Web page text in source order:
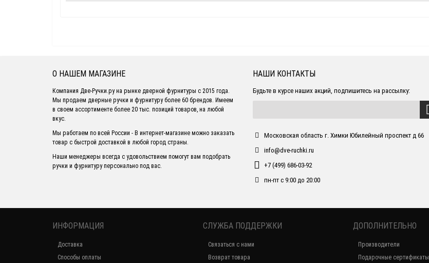
О НАШЕМ МАГАЗИНЕ
Компания Две-Ручки.ру на рынке дверной фурнитуры с 2015 года.
Мы продаем дверные ручки и фурнитуру более 60 брендов. Имеем
в своем ассортименте более 20 тыс. позиций товаров, на любой
вкус.
Мы работаем по всей России - В интернет-магазине можно заказать
товар с быстрой доставкой в любой город страны.
Наши менеджеры всегда с удовольствием помогут вам подобрать
ручки и фурнитуру персонально под вас.
НАШИ КОНТАКТЫ
Будьте в курсе наших акций, подпишитесь на рассылку:
Московская область г. Химки Юбилейный проспект д 66
info@dve-ruchki.ru
+7 (499) 686-03-92
пн-пт с 9:00 до 20:00
ИНФОРМАЦИЯ
Доставка
Способы оплаты
СЛУЖБА ПОДДЕРЖКИ
Связаться с нами
Возврат товара
ДОПОЛНИТЕЛЬНО
Производители
Подарочные сертификаты